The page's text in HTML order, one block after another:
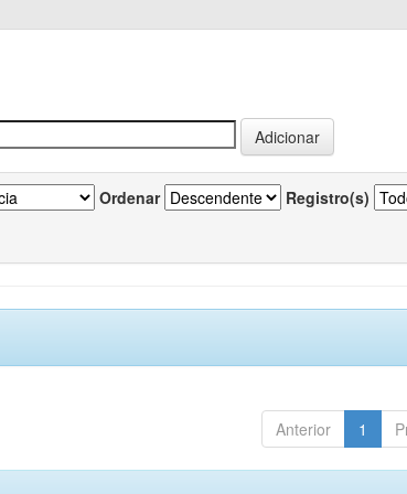
Ordenar Registro(s)
Anterior 1